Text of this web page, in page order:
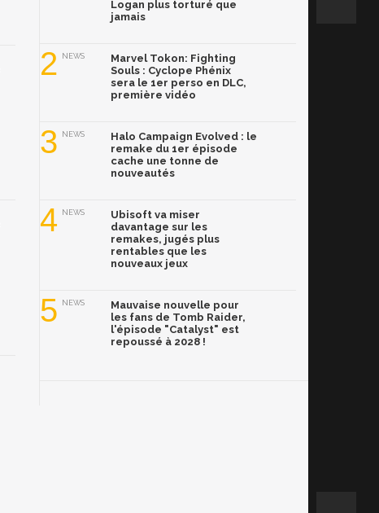
Logan plus torturé que
jamais
2 NEWS
Marvel Tokon: Fighting
Souls : Cyclope Phénix
sera le 1er perso en DLC,
première vidéo
3 NEWS
Halo Campaign Evolved : le
remake du 1er épisode
cache une tonne de
nouveautés
4 NEWS
Ubisoft va miser
davantage sur les
remakes, jugés plus
rentables que les
nouveaux jeux
5 NEWS
Mauvaise nouvelle pour
les fans de Tomb Raider,
l'épisode "Catalyst" est
repoussé à 2028 !